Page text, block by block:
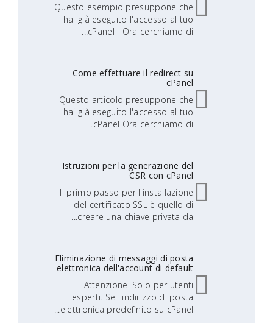
Questo esempio presuppone che
hai già eseguito l'accesso al tuo
cPanel Ora cerchiamo di...
Come effettuare il redirect su
cPanel
Questo articolo presuppone che
hai già eseguito l'accesso al tuo
cPanel Ora cerchiamo di...
Istruzioni per la generazione del
CSR con cPanel
Il primo passo per l'installazione
del certificato SSL è quello di
creare una chiave privata da...
Eliminazione di messaggi di posta
elettronica dell'account di default
Attenzione! Solo per utenti
esperti. Se l'indirizzo di posta
elettronica predefinito su cPanel...